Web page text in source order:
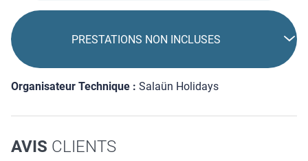
PRESTATIONS NON INCLUSES
Organisateur Technique : Salaün Holidays
AVIS CLIENTS